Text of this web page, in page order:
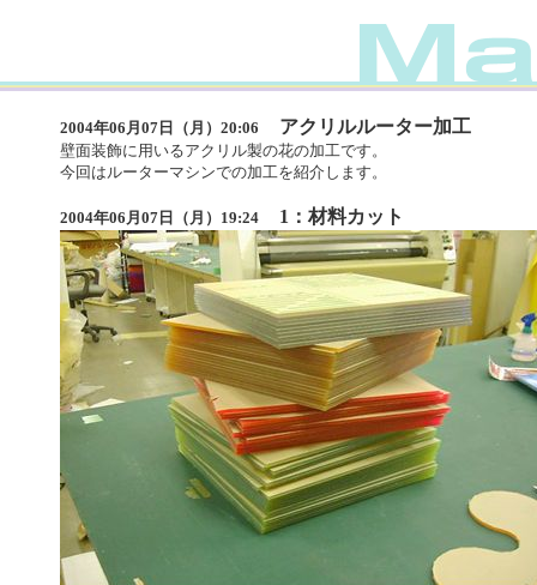
2004年06月07日（月）20:06 アクリルルーター加工
壁面装飾に用いるアクリル製の花の加工です。
今回はルーターマシンでの加工を紹介します。
2004年06月07日（月）19:24 1：材料カット